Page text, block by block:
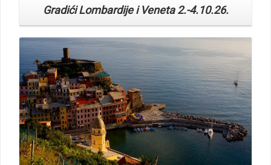
Read More
Cinque Terre iz Pule 18.-20.9.26.